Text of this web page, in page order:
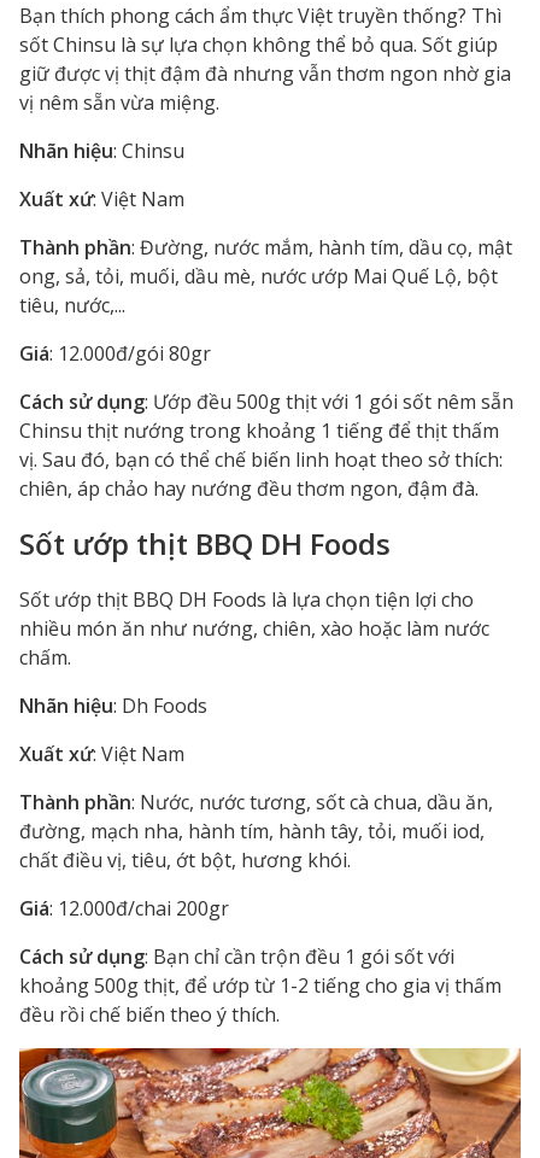
Bạn thích phong cách ẩm thực Việt truyền thống? Thì
sốt Chinsu là sự lựa chọn không thể bỏ qua. Sốt giúp
giữ được vị thịt đậm đà nhưng vẫn thơm ngon nhờ gia
vị nêm sẵn vừa miệng.
Nhãn hiệu: Chinsu
Xuất xứ: Việt Nam
Thành phần: Đường, nước mắm, hành tím, dầu cọ, mật
ong, sả, tỏi, muối, dầu mè, nước ướp Mai Quế Lộ, bột
tiêu, nước,...
Giá: 12.000đ/gói 80gr
Cách sử dụng: Ướp đều 500g thịt với 1 gói sốt nêm sẵn
Chinsu thịt nướng trong khoảng 1 tiếng để thịt thấm
vị. Sau đó, bạn có thể chế biến linh hoạt theo sở thích:
chiên, áp chảo hay nướng đều thơm ngon, đậm đà.
Sốt ướp thịt BBQ DH Foods
Sốt ướp thịt BBQ DH Foods là lựa chọn tiện lợi cho
nhiều món ăn như nướng, chiên, xào hoặc làm nước
chấm.
Nhãn hiệu: Dh Foods
Xuất xứ: Việt Nam
Thành phần: Nước, nước tương, sốt cà chua, dầu ăn,
đường, mạch nha, hành tím, hành tây, tỏi, muối iod,
chất điều vị, tiêu, ớt bột, hương khói.
Giá: 12.000đ/chai 200gr
Cách sử dụng: Bạn chỉ cần trộn đều 1 gói sốt với
khoảng 500g thịt, để ướp từ 1-2 tiếng cho gia vị thấm
đều rồi chế biến theo ý thích.